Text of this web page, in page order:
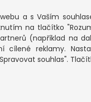
cookies
a s Vaším
na tlačítko
(například na
cílené reklamy.
souhlas".